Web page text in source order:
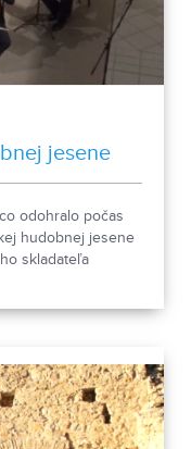
jesene
odohralo počas
hudobnej jesene
skladateľa